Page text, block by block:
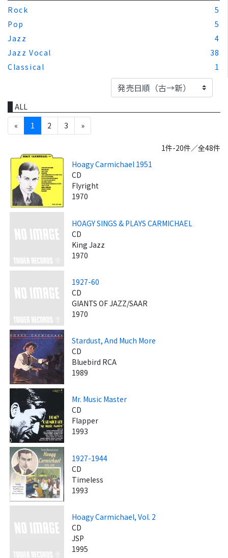
Rock
5
Pop
5
Jazz
4
Jazz Vocal
38
Classical
1
ALL
«
1 2 3 »
1件-20件／全48件
Hoagy Carmichael 1951
CD
Flyright
1970
HOAGY SINGS & PLAYS CARMICHAEL
CD
King Jazz
1970
1927-60
CD
GIANTS OF JAZZ/SAAR
1970
Stardust, And Much More
CD
Bluebird RCA
1989
Mr. Music Master
CD
Flapper
1993
1927-1944
CD
Timeless
1993
Hoagy Carmichael, Vol. 2
CD
JSP
1995